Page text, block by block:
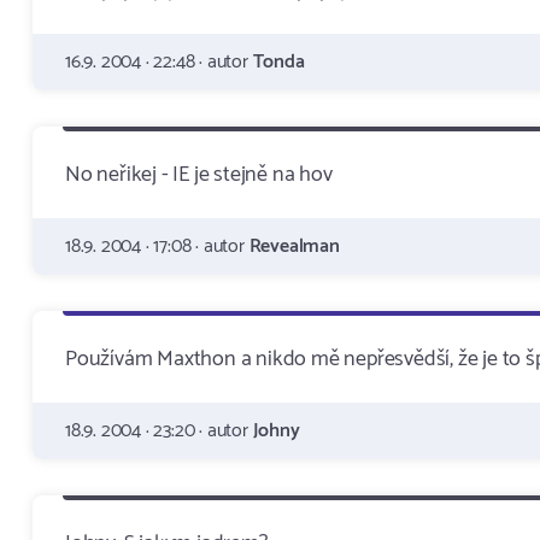
16.9. 2004 · 22:48 · autorTonda
No neřikej - IE je stejně na hov
18.9. 2004 · 17:08 · autorRevealman
Používám Maxthon a nikdo mě nepřesvědší, že je to
18.9. 2004 · 23:20 · autorJohny